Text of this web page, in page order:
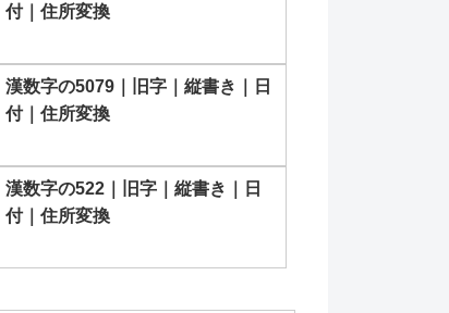
付｜住所変換
漢数字の5079｜旧字｜縦書き｜日
付｜住所変換
漢数字の522｜旧字｜縦書き｜日
付｜住所変換